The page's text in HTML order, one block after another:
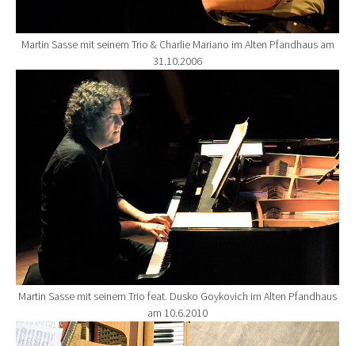
Martin Sasse mit seinem Trio & Charlie Mariano im Alten Pfandhaus am
31.10.2006
Show larger version for:
Martin Sasse mit seinem Trio feat. Dusko Goykovich im Alten Pfandhaus
am 10.6.2010
Show larger version for: